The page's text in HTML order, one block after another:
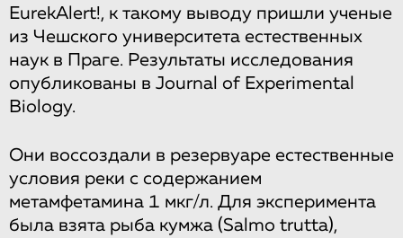
EurekAlert!, к такому выводу пришли ученые
из Чешского университета естественных
наук в Праге. Результаты исследования
опубликованы в Journal of Experimental
Biology.
Они воссоздали в резервуаре естественные
условия реки с содержанием
метамфетамина 1 мкг/л. Для эксперимента
была взята рыба кумжа (Salmo trutta),